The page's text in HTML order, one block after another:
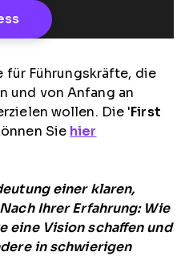
für Führungskräfte, die
und von Anfang an
wollen. Die ' First
Sie hier
einer klaren,
Ihrer Erfahrung: Wie
eine Vision schaffen und
in schwierigen